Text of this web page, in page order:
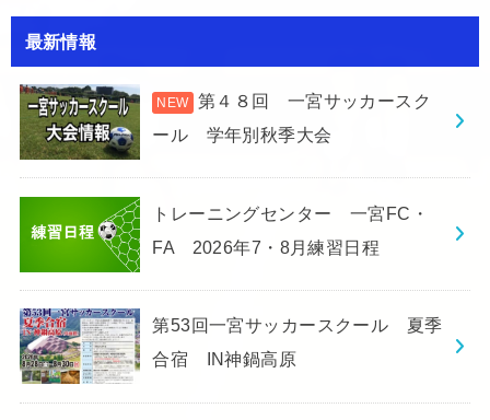
最新情報
第４８回 一宮サッカースク
ール 学年別秋季大会
トレーニングセンター 一宮FC・
FA 2026年7・8月練習日程
第53回一宮サッカースクール 夏季
合宿 IN神鍋高原